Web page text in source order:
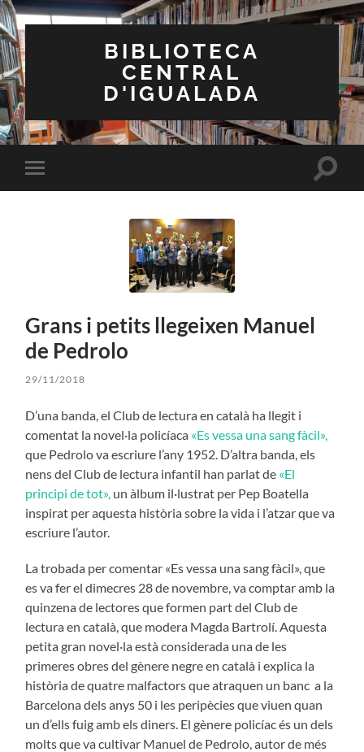
BIBLIOTECA
CENTRAL
D'IGUALADA
Toggle
mobile
Toggle
Grans i petits llegeixen Manuel
de Pedrolo
29/11/2018
D’una banda, el Club de lectura en català ha llegit i
comentat la novel·la policíaca «Es vessa una sang fàcil»,
que Pedrolo va escriure l’any 1952. D’altra banda, els
nens del Club de lectura infantil han parlat de «El
principi de tot», un àlbum il·lustrat per Pep Boatella
inspirat per aquesta història sobre la vida i l’atzar que va
escriure l’autor.
La trobada per comentar «Es vessa una sang fàcil», que
es va fer el dimecres 28 de novembre, va comptar amb la
quinzena de lectores que formen part del Club de
lectura en català, que modera Magda Bartrolí. Aquesta
petita gran novel·la està considerada una de les
primeres obres del gènere negre en català i explica la
història de quatre malfactors que atraquen un banc a la
Barcelona dels anys 50 i les peripècies que viuen quan
un d’ells fuig amb els diners. El gènere policíac és un dels
molts que va cultivar Manuel de Pedrolo, autor de més